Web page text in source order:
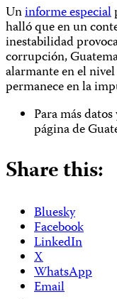
Uninforme especial
halló que en un
inestabilidad
corrupción,
alarmante en el
permanece en la
Para más
página de
Share this:
Bluesky
Facebook
LinkedIn
X
WhatsApp
Email